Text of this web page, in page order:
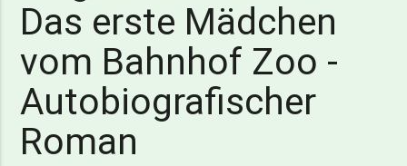
Das erste Mädchen
vom Bahnhof Zoo -
Autobiografischer
Roman